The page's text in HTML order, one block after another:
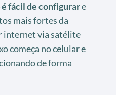
fácil de configurare
mais fortes da
internet via satélite
começa no celular e
de forma